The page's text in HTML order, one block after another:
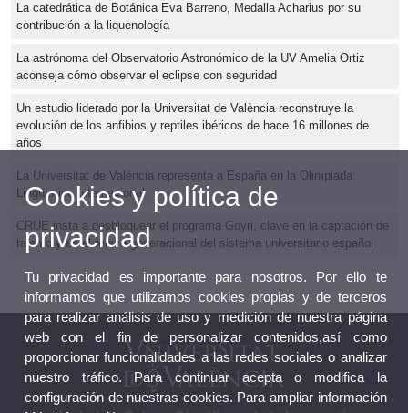
La catedrática de Botánica Eva Barreno, Medalla Acharius por su
contribución a la liquenología
La astrónoma del Observatorio Astronómico de la UV Amelia Ortiz
aconseja cómo observar el eclipse con seguridad
Un estudio liderado por la Universitat de València reconstruye la
evolución de los anfibios y reptiles ibéricos de hace 16 millones de
años
La Universitat de València representa a España en la Olimpiada
Lingüística Internacional
CRUE insta a desbloquear el programa Goyri, clave en la captación de
talento y en el relevo generacional del sistema universitario español
Cookies y política de
privacidad
Tu privacidad es importante para nosotros. Por ello te
informamos que utilizamos cookies propias y de terceros
para realizar análisis de uso y medición de nuestra página
web con el fin de personalizar contenidos,así como
proporcionar funcionalidades a las redes sociales o analizar
nuestro tráfico. Para continuar acepta o modifica la
configuración de nuestras cookies. Para ampliar información